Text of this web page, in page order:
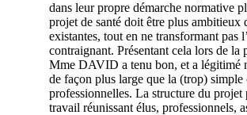
dans leur propre démarche normative
projet de santé doit être plus ambitieux
existantes, tout en ne transformant pas
contraignant. Présentant cela lors de
Mme DAVID a tenu bon, et a légitimé
de façon plus large que la (trop)
professionnelles. La structure du
travail réunissant élus, professionnels,